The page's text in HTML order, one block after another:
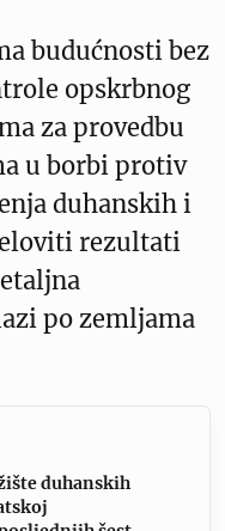
budućnosti bez
opskrbnog
za provedbu
u borbi protiv
duhanskih i
rezultati
po zemljama
duhanskih